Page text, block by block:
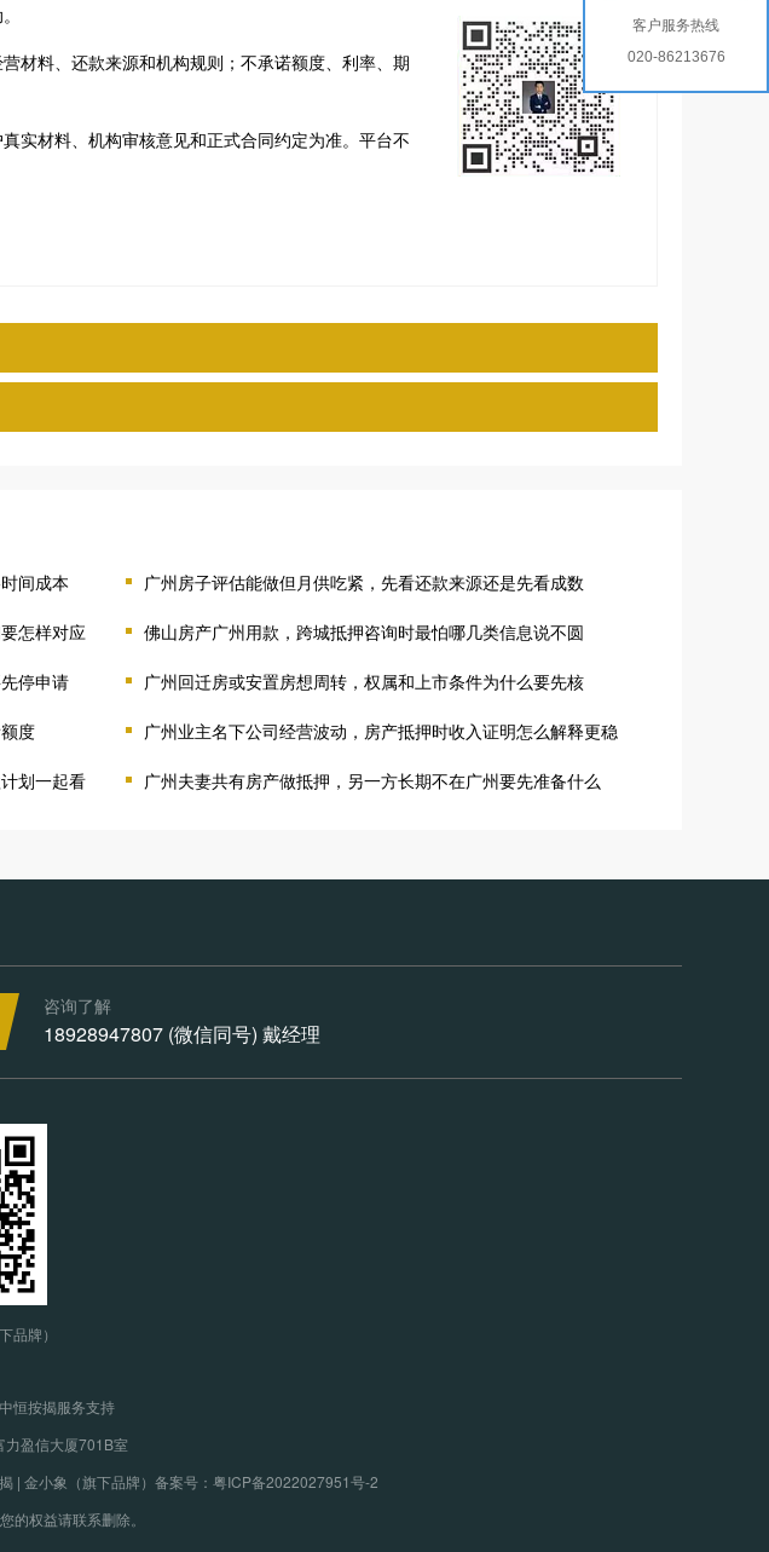
材料、还款来源和机构规则；不承诺额度、利率、期
实材料、机构审核意见和正式合同约定为准。平台不
间成本 广州房子评估能做但月供吃紧，先看还款来源还是先看成数
怎样对应 佛山房产广州用款，跨城抵押咨询时最怕哪几类信息说不圆
停申请 广州回迁房或安置房想周转，权属和上市条件为什么要先核
度 广州业主名下公司经营波动，房产抵押时收入证明怎么解释更稳
划一起看 广州夫妻共有房产做抵押，另一方长期不在广州要先准备什么
咨询了解
18928947807 (微信同号) 戴经理
品牌）
恒按揭服务支持
盈信大厦701B室
| 金小象（旗下品牌） 备案号：粤ICP备2022027951号-2
的权益请联系删除。
客户服务热线
020-86213676